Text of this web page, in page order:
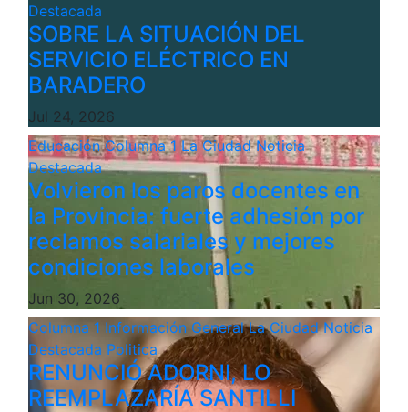
Destacada
SOBRE LA SITUACIÓN DEL
SERVICIO ELÉCTRICO EN
BARADERO
Jul 24, 2026
EducaciónColumna 1 La CiudadNoticia
Destacada
Volvieron los paros docentes en
la Provincia: fuerte adhesión por
reclamos salariales y mejores
condiciones laborales
Jun 30, 2026
Columna 1 Información GeneralLa CiudadNoticia
Destacada Politica
RENUNCIÓ ADORNI, LO
REEMPLAZARÍA SANTILLI